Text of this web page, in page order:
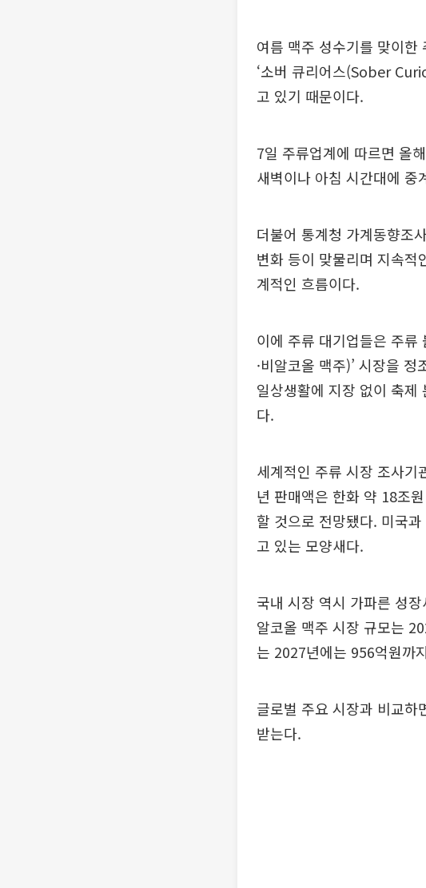
여름 맥주 성수기를 맞이한
‘소버 큐리어스(Sober
고 있기 때문이다.
7일 주류업계에 따르면 올
새벽이나 아침 시간대에 중
더불어 통계청 가계동향조
변화 등이 맞물리며 지속적
계적인 흐름이다.
이에 주류 대기업들은 주류
·비알코올 맥주)’ 시장을
일상생활에 지장 없이 축제
다.
세계적인 주류 시장 조사기
년 판매액은 한화 약 18조
할 것으로 전망됐다. 미국
고 있는 모양새다.
국내 시장 역시 가파른 성
알코올 맥주 시장 규모는
는 2027년에는 956억원까
글로벌 주요 시장과 비교
받는다.